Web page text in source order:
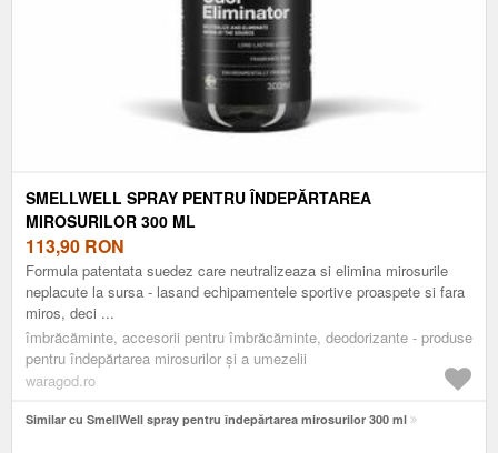
SMELLWELL SPRAY PENTRU ÎNDEPĂRTAREA
MIROSURILOR 300 ML
113,90 RON
Formula patentata suedez care neutralizeaza si elimina mirosurile
neplacute la sursa - lasand echipamentele sportive proaspete si fara
miros, deci ...
îmbrăcăminte, accesorii pentru îmbrăcăminte, deodorizante - produse
pentru îndepărtarea mirosurilor și a umezelii
waragod.ro
Similar cu SmellWell spray pentru îndepărtarea mirosurilor 300 ml